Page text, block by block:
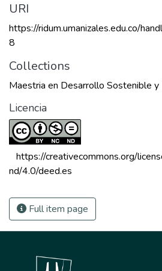
URI
https://ridum.umanizales.edu.co/
8
Collections
Maestria en Desarrollo Sostenible
Licencia
https://creativecommons.org/
nd/4.0/deed.es
Full item page